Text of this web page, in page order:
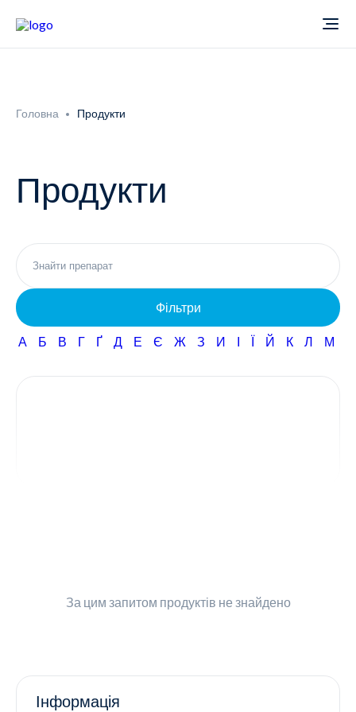
Новини
Неврологія
Всі продукти
Фармаконагляд
Кар'єра
Головна Продукти
Продукти
Фільтри
А Б В Г Ґ Д Е Є Ж З И І Ї Й К Л М
За цим запитом продуктів не знайдено
Інформація